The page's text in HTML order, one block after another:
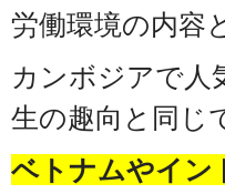
労働環境の内容
カンボジアで人
生の趣向と同じ
ベトナムやイン